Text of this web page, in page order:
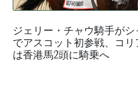
ジェリー・チャウ騎手が
でアスコット初参戦、コ
は香港馬2頭に騎乗へ